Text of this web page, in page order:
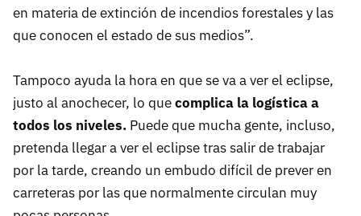
en materia de extinción de incendios forestales y las
que conocen el estado de sus medios”.
Tampoco ayuda la hora en que se va a ver el eclipse,
justo al anochecer, lo quecomplica la logística a
todos los niveles. Puede que mucha gente, incluso,
pretenda llegar a ver el eclipse tras salir de trabajar
por la tarde, creando un embudo difícil de prever en
carreteras por las que normalmente circulan muy